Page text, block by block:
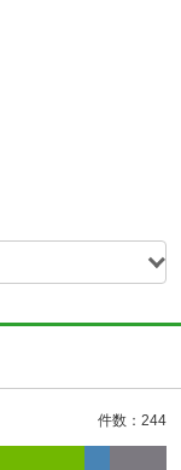
件数：244